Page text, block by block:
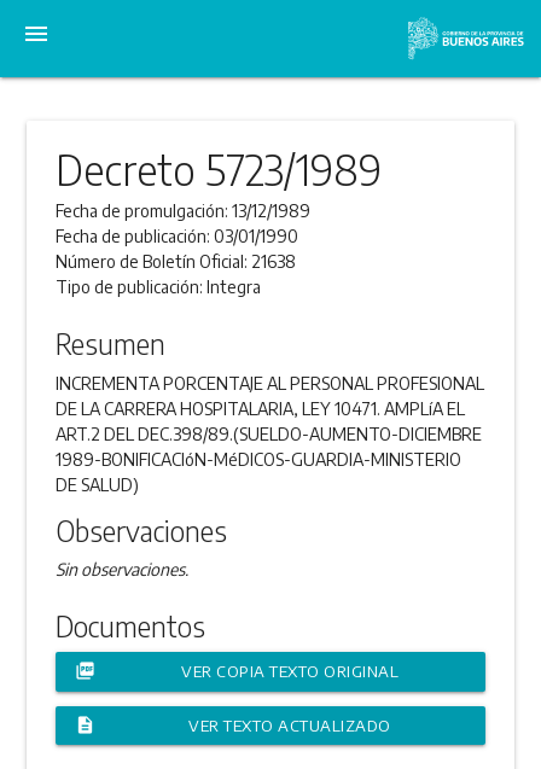
menu
Decreto 5723/1989
Fecha de promulgación:13/12/1989
Fecha de publicación:03/01/1990
Número de Boletín Oficial: 21638
Tipo de publicación:Integra
Resumen
INCREMENTA PORCENTAJE AL PERSONAL PROFESIONAL
DE LA CARRERA HOSPITALARIA, LEY 10471. AMPLíA EL
ART.2 DEL DEC.398/89.(SUELDO-AUMENTO-DICIEMBRE
1989-BONIFICACIóN-MéDICOS-GUARDIA-MINISTERIO
DE SALUD)
Observaciones
Sin observaciones.
Documentos
picture_as_pdf VER COPIA TEXTO ORIGINAL
description VER TEXTO ACTUALIZADO